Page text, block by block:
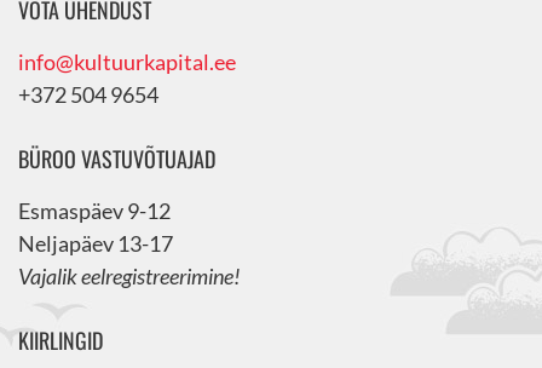
VÕTA ÜHENDUST
info@kultuurkapital.ee
+372 504 9654
BÜROO VASTUVÕTUAJAD
Esmaspäev 9-12
Neljapäev 13-17
Vajalik eelregistreerimine!
KIIRLINGID